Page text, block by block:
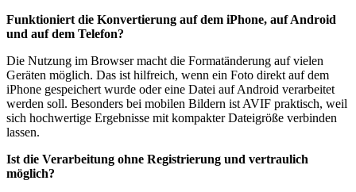
Funktioniert die Konvertierung auf dem iPhone, auf Android
und auf dem Telefon?
Die Nutzung im Browser macht die Formatänderung auf vielen
Geräten möglich. Das ist hilfreich, wenn ein Foto direkt auf dem
iPhone gespeichert wurde oder eine Datei auf Android verarbeitet
werden soll. Besonders bei mobilen Bildern ist AVIF praktisch, weil
sich hochwertige Ergebnisse mit kompakter Dateigröße verbinden
lassen.
Ist die Verarbeitung ohne Registrierung und vertraulich
möglich?